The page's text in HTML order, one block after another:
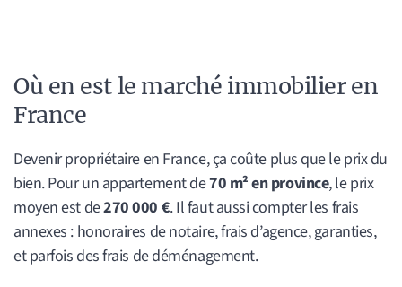
Où en est le marché immobilier en
France
Devenir propriétaire en France, ça coûte plus que le prix du
bien. Pour un appartement de70 m² en province, le prix
moyen est de270 000 €. Il faut aussi compter les frais
annexes : honoraires de notaire, frais d’agence, garanties,
et parfois des frais de déménagement.